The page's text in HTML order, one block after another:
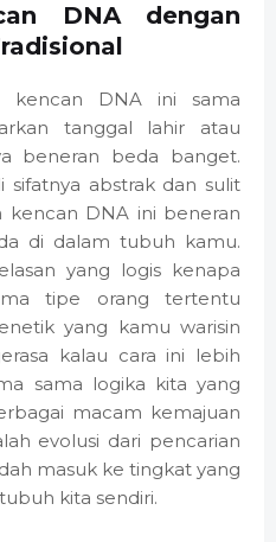
DNA dengan
kencan DNA ini sama
tanggal lahir atau
beneran beda banget.
sifatnya abstrak dan sulit
kencan DNA ini beneran
di dalam tubuh kamu.
yang logis kenapa
tipe orang tertentu
yang kamu warisin
kalau cara ini lebih
sama logika kita yang
macam kemajuan
evolusi dari pencarian
masuk ke tingkat yang
kita sendiri.